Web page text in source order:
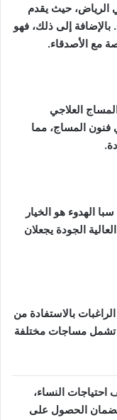
الرياض، حيث يقدم
إلى ذلك، فهو
مع الأصدقاء.
العلاجي
فنون المساج، مما
الهدوء هو الخيار
الجودة يجعلان
بالاستفادة من
تشمل مساجات مختلفة
النساء،
لضمان الحصول على